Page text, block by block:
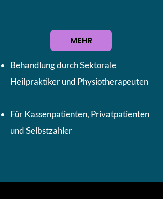
MEHR
Behandlung durch Sektorale
Heilpraktiker und Physiotherapeuten
Für Kassenpatienten, Privatpatienten
und Selbstzahler